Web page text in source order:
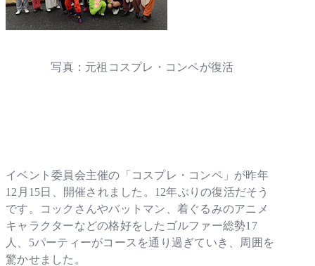
写真：元祖コスプレ・コンペが復活
イベント委員会主催の「コスプレ・コンペ」が昨年
12月15日、開催されました。12年ぶりの復活だそう
です。コックさんやバットマン、着ぐるみのアニメ
キャラクターなどの格好をしたゴルファー総勢17
人、5パーティーがコースを通り過ぎていき、周囲を
驚かせました。